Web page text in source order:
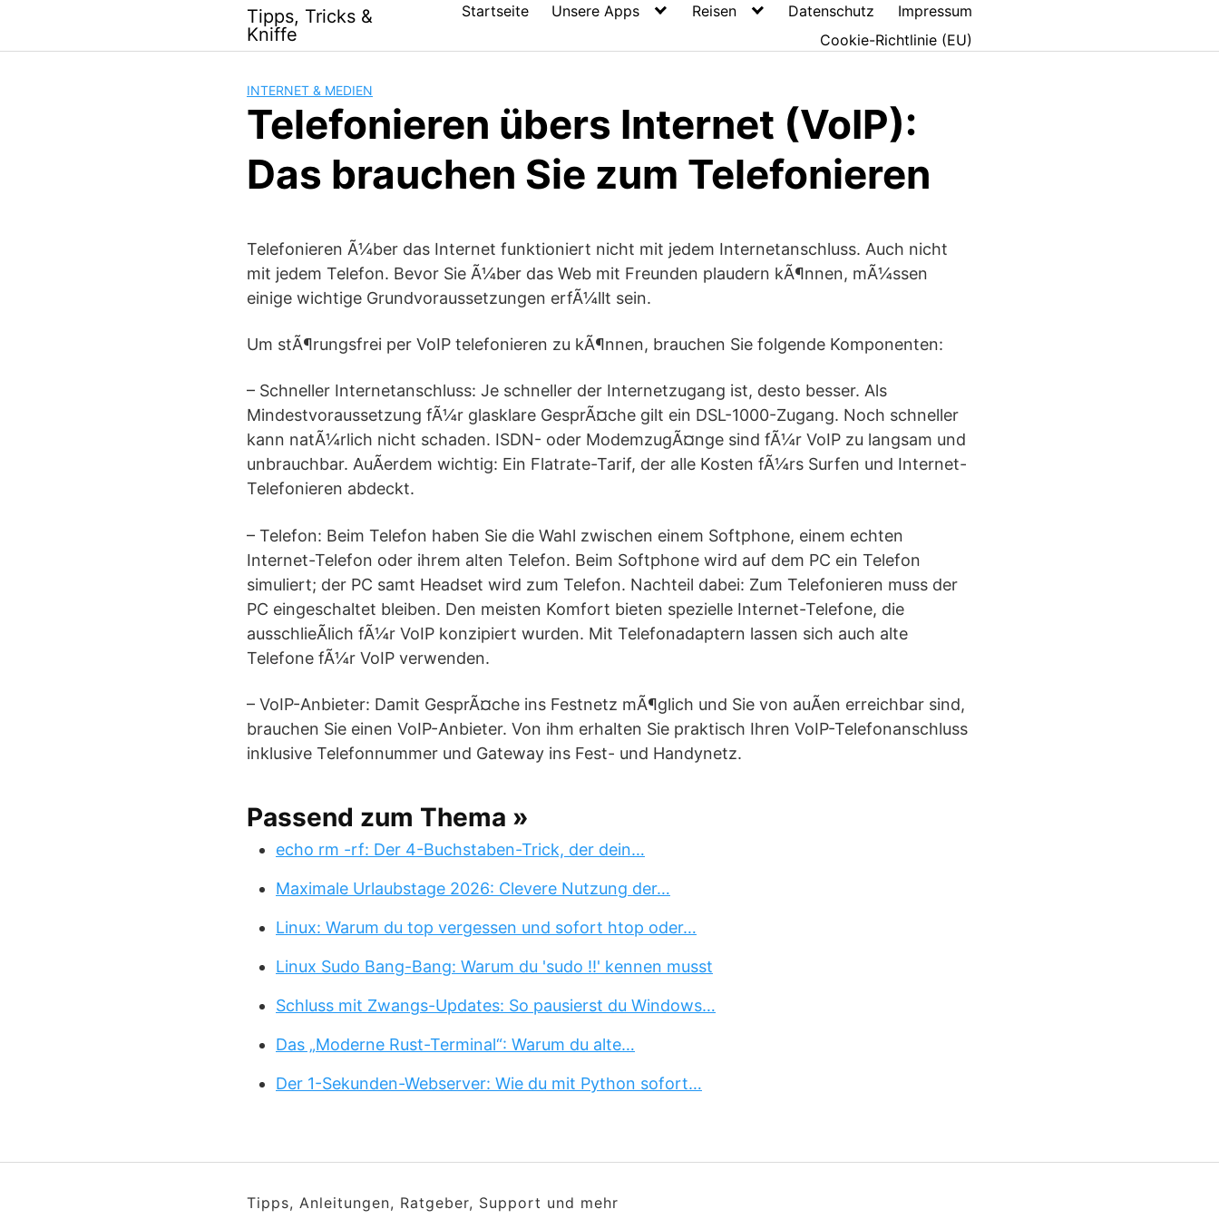
content
Tipps, Tricks &
Kniffe
Startseite Unsere Apps Reisen Datenschutz
Impressum
Cookie-Richtlinie (EU)
INTERNET & MEDIEN
Telefonieren übers Internet (VoIP):
Das brauchen Sie zum Telefonieren
Telefonieren Ã¼ber das Internet funktioniert nicht mit jedem Internetanschluss. Auch nicht
mit jedem Telefon. Bevor Sie Ã¼ber das Web mit Freunden plaudern kÃ¶nnen, mÃ¼ssen
einige wichtige Grundvoraussetzungen erfÃ¼llt sein.
Um stÃ¶rungsfrei per VoIP telefonieren zu kÃ¶nnen, brauchen Sie folgende Komponenten:
– Schneller Internetanschluss: Je schneller der Internetzugang ist, desto besser. Als
Mindestvoraussetzung fÃ¼r glasklare GesprÃ¤che gilt ein DSL-1000-Zugang. Noch schneller
kann natÃ¼rlich nicht schaden. ISDN- oder ModemzugÃ¤nge sind fÃ¼r VoIP zu langsam und
unbrauchbar. AuÃerdem wichtig: Ein Flatrate-Tarif, der alle Kosten fÃ¼rs Surfen und Internet-
Telefonieren abdeckt.
– Telefon: Beim Telefon haben Sie die Wahl zwischen einem Softphone, einem echten
Internet-Telefon oder ihrem alten Telefon. Beim Softphone wird auf dem PC ein Telefon
simuliert; der PC samt Headset wird zum Telefon. Nachteil dabei: Zum Telefonieren muss der
PC eingeschaltet bleiben. Den meisten Komfort bieten spezielle Internet-Telefone, die
ausschlieÃlich fÃ¼r VoIP konzipiert wurden. Mit Telefonadaptern lassen sich auch alte
Telefone fÃ¼r VoIP verwenden.
– VoIP-Anbieter: Damit GesprÃ¤che ins Festnetz mÃ¶glich und Sie von auÃen erreichbar sind,
brauchen Sie einen VoIP-Anbieter. Von ihm erhalten Sie praktisch Ihren VoIP-Telefonanschluss
inklusive Telefonnummer und Gateway ins Fest- und Handynetz.
Passend zum Thema »
echo rm -rf: Der 4-Buchstaben-Trick, der dein…
Maximale Urlaubstage 2026: Clevere Nutzung der…
Linux: Warum du top vergessen und sofort htop oder…
Linux Sudo Bang-Bang: Warum du 'sudo !!' kennen musst
Schluss mit Zwangs-Updates: So pausierst du Windows…
Das „Moderne Rust-Terminal“: Warum du alte…
Der 1-Sekunden-Webserver: Wie du mit Python sofort…
Tipps, Anleitungen, Ratgeber, Support und mehr